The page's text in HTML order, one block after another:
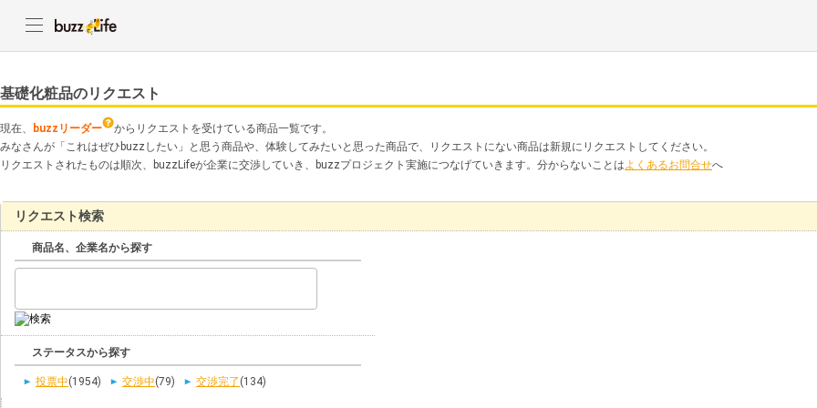
基礎化粧品のリクエスト
現在、 buzzリーダー
からリクエストを受けている商品一覧です。
みなさんが「これはぜひbuzzしたい」と思う商品や、体験してみたいと思った商品で、リクエストにない商品は新規にリクエストしてください。
リクエストされたものは順次、buzzLifeが企業に交渉していき、buzzプロジェクト実施につなげていきます。分からないことはよくあるお問合せへ
リクエスト検索
商品名、企業名から探す
ステータスから探す
投票中(1954) 交渉中(79) 交渉完了 (134)